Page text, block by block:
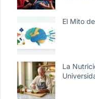
El Mito
La